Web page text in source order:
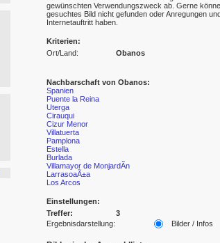
gewünschten Verwendungszweck ab. Gerne
gesuchtes Bild nicht gefunden oder Anregungen
Internetauftritt haben.
Kriterien:
Ort/Land:
Obanos
Nachbarschaft von Obanos:
Spanien
Puente la Reina
Uterga
Cirauqui
Cizur Menor
Villatuerta
Pamplona
Estella
Burlada
Villamayor de MonjardÃ­n
LarrasoaÃ±a
Los Arcos
Einstellungen:
Treffer:
3
Ergebnisdarstellung:
Bilder / Infos